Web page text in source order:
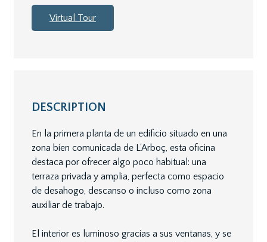
Virtual Tour
DESCRIPTION
En la primera planta de un edificio situado en una
zona bien comunicada de L’Arboç, esta oficina
destaca por ofrecer algo poco habitual: una
terraza privada y amplia, perfecta como espacio
de desahogo, descanso o incluso como zona
auxiliar de trabajo.
El interior es luminoso gracias a sus ventanas, y se